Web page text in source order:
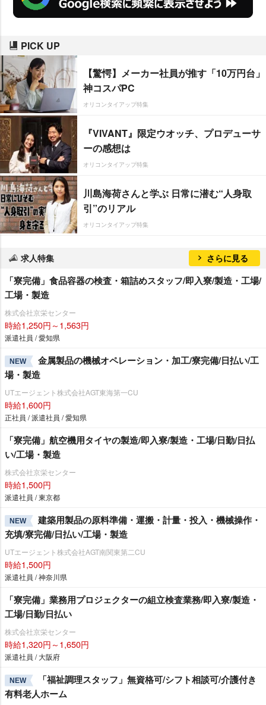
PICK UP
【驚愕】メーカー社員が推す「10万円台」
神コスパPC
オリコンタイアップ特集
『VIVANT』限定ウオッチ、プロデューサ
ーの感想は
オリコンタイアップ特集
川島海荷さんと学ぶ 日常に潜む“人身取
引”のリアル
オリコンタイアップ特集
求人特集 さらに見る
「寮完備」食品容器の検査・箱詰めスタッフ/即入寮/製造・工場/
工場・製造
株式会社京栄センター
時給1,250円～1,563円
派遣社員 / 愛知県
NEW
金属製品の機械オペレーション・加工/寮完備/日払い/工
場・製造
UTエージェント株式会社AGT東海第一CU
時給1,600円
正社員 / 派遣社員 / 愛知県
「寮完備」航空機用タイヤの製造/即入寮/製造・工場/日勤/日払
い/工場・製造
株式会社京栄センター
時給1,500円
派遣社員 / 東京都
NEW
建築用製品の原料準備・運搬・計量・投入・機械操作・
充填/寮完備/日払い/工場・製造
UTエージェント株式会社AGT南関東第二CU
時給1,500円
派遣社員 / 神奈川県
「寮完備」業務用プロジェクターの組立検査業務/即入寮/製造・
工場/日勤/日払い
株式会社京栄センター
時給1,320円～1,650円
派遣社員 / 大阪府
NEW
「福祉調理スタッフ」無資格可/シフト相談可/介護付き
有料老人ホーム